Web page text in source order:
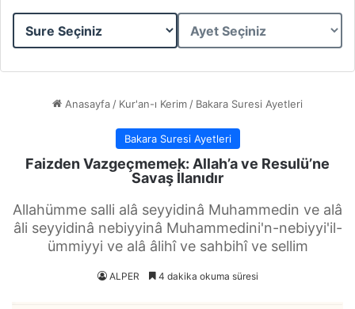
Sure
Ayet
Anasayfa / Kur'an-ı Kerim / Bakara Suresi Ayetleri
Bakara Suresi Ayetleri
Faizden Vazgeçmemek: Allah’a ve Resulü’ne
Savaş İlanıdır
Allahümme salli alâ seyyidinâ Muhammedin ve alâ
âli seyyidinâ nebiyyinâ Muhammedini'n-nebiyyi'il-
ümmiyyi ve alâ âlihî ve sahbihî ve sellim
ALPER 4 dakika okuma süresi